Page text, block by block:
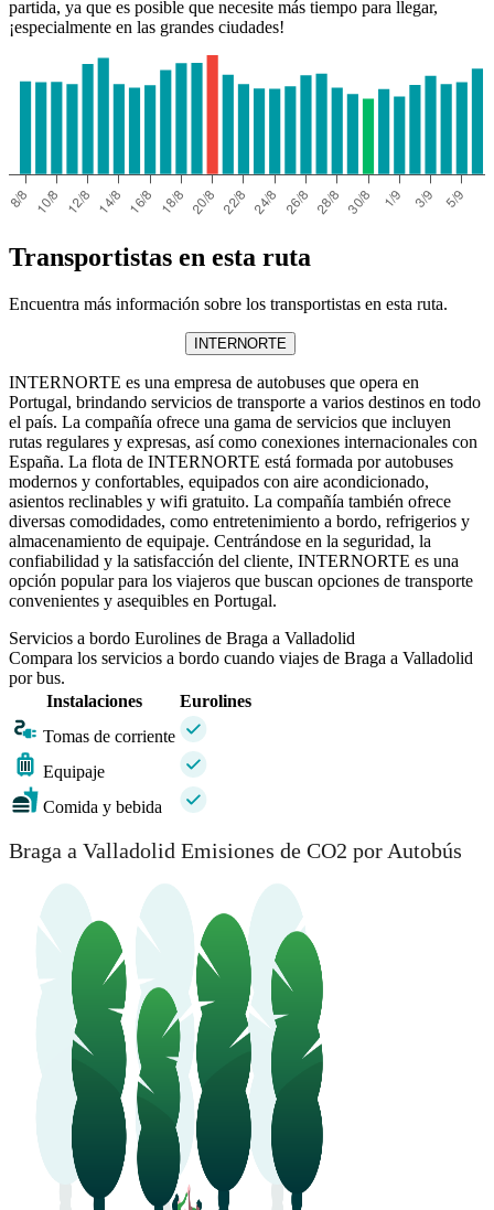
partida, ya que es posible que necesite más tiempo para llegar,
¡especialmente en las grandes ciudades!
Transportistas en esta ruta
Encuentra más información sobre los transportistas en esta ruta.
INTERNORTE
INTERNORTE es una empresa de autobuses que opera en
Portugal, brindando servicios de transporte a varios destinos en todo
el país. La compañía ofrece una gama de servicios que incluyen
rutas regulares y expresas, así como conexiones internacionales con
España. La flota de INTERNORTE está formada por autobuses
modernos y confortables, equipados con aire acondicionado,
asientos reclinables y wifi gratuito. La compañía también ofrece
diversas comodidades, como entretenimiento a bordo, refrigerios y
almacenamiento de equipaje. Centrándose en la seguridad, la
confiabilidad y la satisfacción del cliente, INTERNORTE es una
opción popular para los viajeros que buscan opciones de transporte
convenientes y asequibles en Portugal.
Servicios a bordo Eurolines de Braga a Valladolid
Compara los servicios a bordo cuando viajes de Braga a Valladolid
por bus.
Instalaciones
Eurolines
Tomas de corriente
Equipaje
Comida y bebida
Braga a Valladolid Emisiones de CO2 por Autobús